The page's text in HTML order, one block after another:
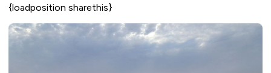
{loadposition sharethis}